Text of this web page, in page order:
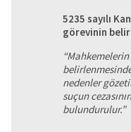
5235 sayılı
görevinin
nedenler
suçun
bulundurulur.”